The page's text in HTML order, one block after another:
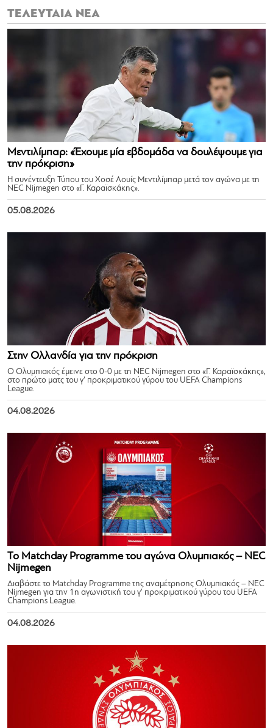
ΤΕΛΕΥΤΑΙΑ ΝΕΑ
Μεντιλίμπαρ: «Έχουμε μία εβδομάδα να δουλέψουμε για
την πρόκριση»
Η συνέντευξη Τύπου του Χοσέ Λουίς Μεντιλίμπαρ μετά τον αγώνα με τη
NEC Nijmegen στο «Γ. Καραϊσκάκης».
05.08.2026
Στην Ολλανδία για την πρόκριση
Ο Ολυμπιακός έμεινε στο 0-0 με τη NEC Nijmegen στο «Γ. Καραϊσκάκης»,
στο πρώτο ματς του γ’ προκριματικού γύρου του UEFA Champions
League.
04.08.2026
Το Matchday Programme του αγώνα Ολυμπιακός – NEC
Nijmegen
Διαβάστε το Matchday Programme της αναμέτρησης Ολυμπιακός – NEC
Nijmegen για την 1η αγωνιστική του γ’ προκριματικού γύρου του UEFA
Champions League.
04.08.2026